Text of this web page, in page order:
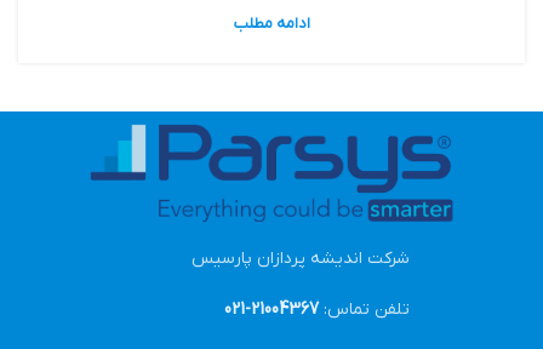
ادامه مطلب
شرکت اندیشه پردازان پارسیس
تلفن تماس:21004367-021